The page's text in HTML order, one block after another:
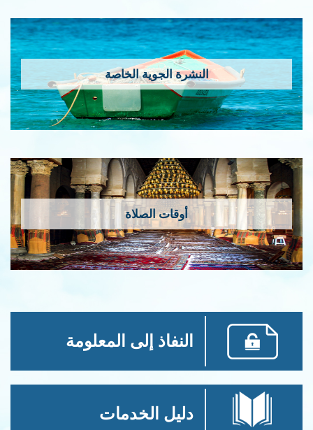
النشرة الجوية الخاصة
أوقات الصلاة
النفاذ إلى المعلومة
دليل الخدمات